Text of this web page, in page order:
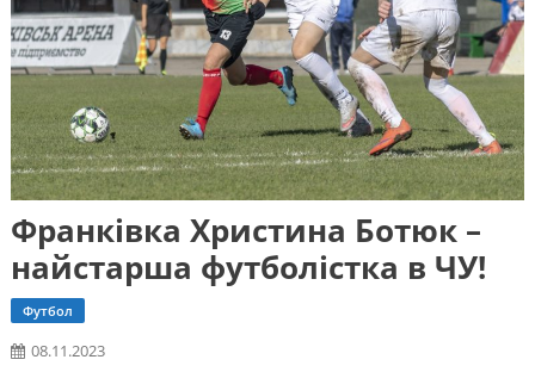
Франківка Христина Ботюк –
найстарша футболістка в ЧУ!
Футбол
08.11.2023